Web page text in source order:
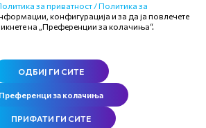
Следете нè
за приватност /Политика за
конфигурација и за да ја повлечете
на „Преференции за колачиња“.
ОДБИЈ ГИ СИТЕ
Преференци за колачиња
ПРИФАТИ ГИ СИТЕ